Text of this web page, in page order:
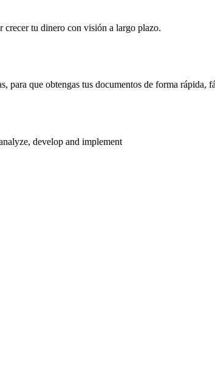
crecer tu dinero con visión a largo plazo.
para que obtengas tus documentos de forma rápida,
develop and implement